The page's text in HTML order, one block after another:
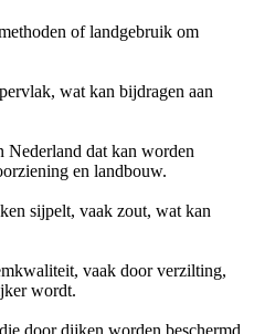
of landgebruik om
wat kan bijdragen aan
Nederland dat kan worden
en landbouw.
sijpelt, vaak zout, wat kan
vaak door verzilting,
wordt.
door dijken worden beschermd